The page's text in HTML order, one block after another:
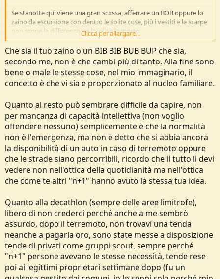
Se stanotte qui viene una gran scossa, afferrare un BOB oppure lo
zaino da escursione con dentro le solite cose, più i vestiti e le scarpe
non segna la differenza tra la vita e la morte.
Poi intendiamoci: parliamo di survival kit (necessario asopravvivere
o di confort kit (cose utili a
stare meglio in situazioni disagiate)?
Perché nel secondo caso nell'arco di 12 ore io mi sono già spostato
in una città vicina (dove l'emergenza non c'è stata) e lì resto, oppure
lì vado da decathlon e mi prendo tutto quel che mi serve per fare
Quel che aiuta davvero, diciamocelo chiaramente, è la capacità e le
conoscenze per adattarsi a vivere in condizioni precarie e
radicalmente diverse dal solito. Cosa che credo tutti quelli che
frequentano il forum più o meno abbiano.
I casi più seri e a rischio sono secondo me le situazioni di lungo
isolamento che ipotizza@Derrick. Cioè non quando devi fuggire da
casa, ma quando non puoi andartene.....
Per questo dico che ognuno deve valutare bene i rischi della zona
Clicca per allargare...
Che sia il tuo zaino o un BIB BIB BUB BUP che sia,
secondo me, non è che cambi più di tanto. Alla fine sono
bene o male le stesse cose, nel mio immaginario, il
concetto è che vi sia e proporzionato al nucleo familiare.
Quanto al resto può sembrare difficile da capire, non
per mancanza di capacità intellettiva (non voglio
offendere nessuno) semplicemente è che la normalità
non è l'emergenza, ma non è detto che si abbia ancora
la disponibilità di un auto in caso di terremoto oppure
che le strade siano percorribili, ricordo che il tutto li devi
vedere non nell'ottica della quotidianità ma nell'ottica
che come te altri "n+1" hanno avuto la stessa tua idea.
Quanto alla decathlon (sempre delle aree limitrofe),
libero di non crederci perché anche a me sembrò
assurdo, dopo il terremoto, non trovavi una tenda
neanche a pagarla oro, sono state messe a disposizione
tende di privati come gruppi scout, sempre perché
"n+1" persone avevano le stesse necessità, tende rese
poi ai legittimi proprietari settimane dopo (fu un